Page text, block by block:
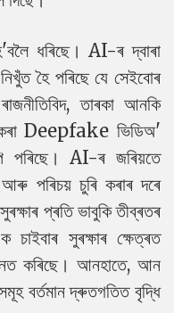
ধৰিছে। AI-ৰ দ্বাৰা
হৈ পৰিছে যে সেইবোৰ
তাৰকা আনকি
কৰা Deepfake ভিডিঅ'
পৰিছে। AI-ৰ জৰিয়তে
পৰিচয় চুৰি কৰাৰ দৰে
প্ৰতি ভাবুকি তীব্ৰতৰ
সুৰক্ষাৰ ক্ষেত্ৰত
কৰিছে। আনহাতে, আন
বৰ্তমান দ্ৰুতগতিত বৃদ্ধি